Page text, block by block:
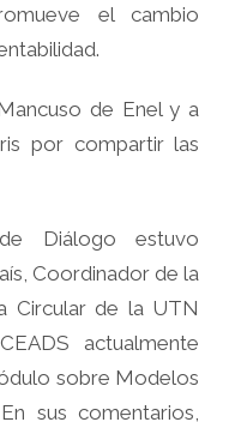
el cambio
de Enel y a
por compartir las
Diálogo estuvo
Coordinador de la
Circular de la UTN
actualmente
sobre Modelos
sus comentarios,